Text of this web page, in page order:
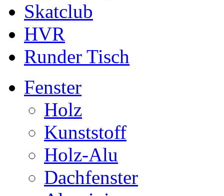
Skatclub
HVR
Runder Tisch
Fenster
Holz
Kunststoff
Holz-Alu
Dachfenster